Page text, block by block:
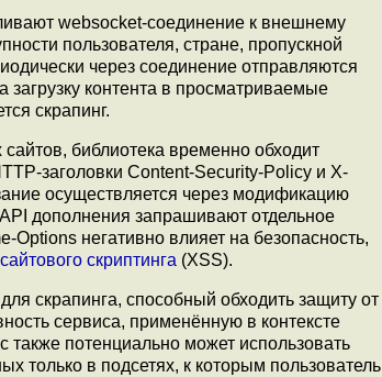
websocket-соединение к внешнему
пользователя, стране, пропускной
через соединение отправляются
контента в просматриваемые
скрапинг.
библиотека временно обходит
заголовки Content-Security-Policy и X-
осуществляется через модификацию
дополнения запрашивают отдельное
негативно влияет на безопасность,
скриптинга (XSS).
скрапинга, способный обходить защиту от
сервиса, применённую в контексте
потенциально может использовать
только в подсетях, к которым пользователь